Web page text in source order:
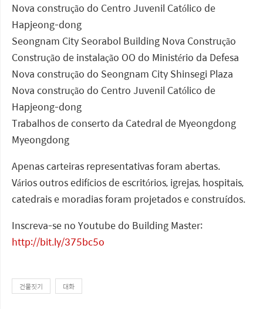
Nova construção do Centro Juvenil Católico de
Hapjeong-dong
Seongnam City Seorabol Building Nova Construção
Construção de instalação OO do Ministério da Defesa
Nova construção do Seongnam City Shinsegi Plaza
Nova construção do Centro Juvenil Católico de
Hapjeong-dong
Trabalhos de conserto da Catedral de Myeongdong
Myeongdong
Apenas carteiras representativas foram abertas.
Vários outros edifícios de escritórios, igrejas, hospitais,
catedrais e moradias foram projetados e construídos.
Inscreva-se no Youtube do Building Master:
http://bit.ly/375bc5o
건물짓기 대화